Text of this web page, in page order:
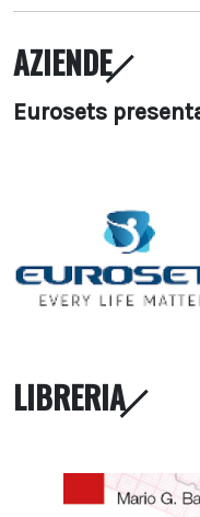
AZIENDE
Eurosets
LIBRERIA